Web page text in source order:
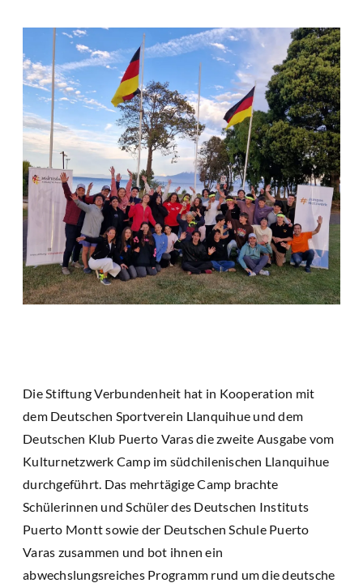
Die Stiftung Verbundenheit hat in Kooperation mit
dem Deutschen Sportverein Llanquihue und dem
Deutschen Klub Puerto Varas die zweite Ausgabe vom
Kulturnetzwerk Camp im südchilenischen Llanquihue
durchgeführt. Das mehrtägige Camp brachte
Schülerinnen und Schüler des Deutschen Instituts
Puerto Montt sowie der Deutschen Schule Puerto
Varas zusammen und bot ihnen ein
abwechslungsreiches Programm rund um die deutsche